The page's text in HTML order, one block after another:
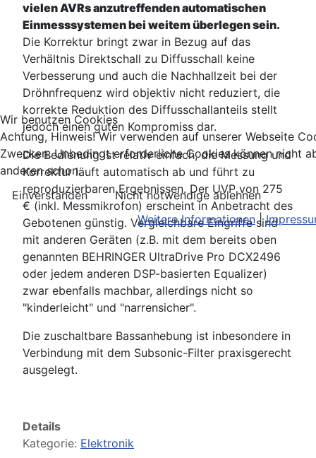
vielen AVRs anzutreffenden automatischen
Einmesssystemen bei weitem überlegen sein.
Die Korrektur bringt zwar in Bezug auf das
Verhältnis Direktschall zu Diffusschall keine
Verbesserung und auch die Nachhallzeit bei der
Dröhnfrequenz wird objektiv nicht reduziert, die
korrekte Reduktion des Diffusschallanteils stellt
jedoch einen guten Kompromiss dar.
Die Bedienung ist relativ einfach, die Messung und
Korrektur läuft automatisch ab und führt zu
reproduzierbaren Ergebnissen. Der UVP von 275
€ (inkl. Messmikrofon) erscheint in Anbetracht des
Gebotenen günstig. Vergleichbare Eingriffe sind
mit anderen Geräten (z.B. mit dem bereits oben
genannten BEHRINGER UltraDrive Pro DCX2496
oder jedem anderen DSP-basierten Equalizer)
zwar ebenfalls machbar, allerdings nicht so
"kinderleicht" und "narrensicher".
Die zuschaltbare Bassanhebung ist inbesondere in
Verbindung mit dem Subsonic-Filter praxisgerecht
ausgelegt.
Details
Kategorie: Elektronik
Wir benutzen Cookies
Achtung, Hinweis! Wir verwenden auf unserer Webseite
Zwecken. Unbedingt erforderliche Cookies können nicht
anderen schon.
Einverstanden
Nicht notwendige ablehnen
Weitere Informationen|